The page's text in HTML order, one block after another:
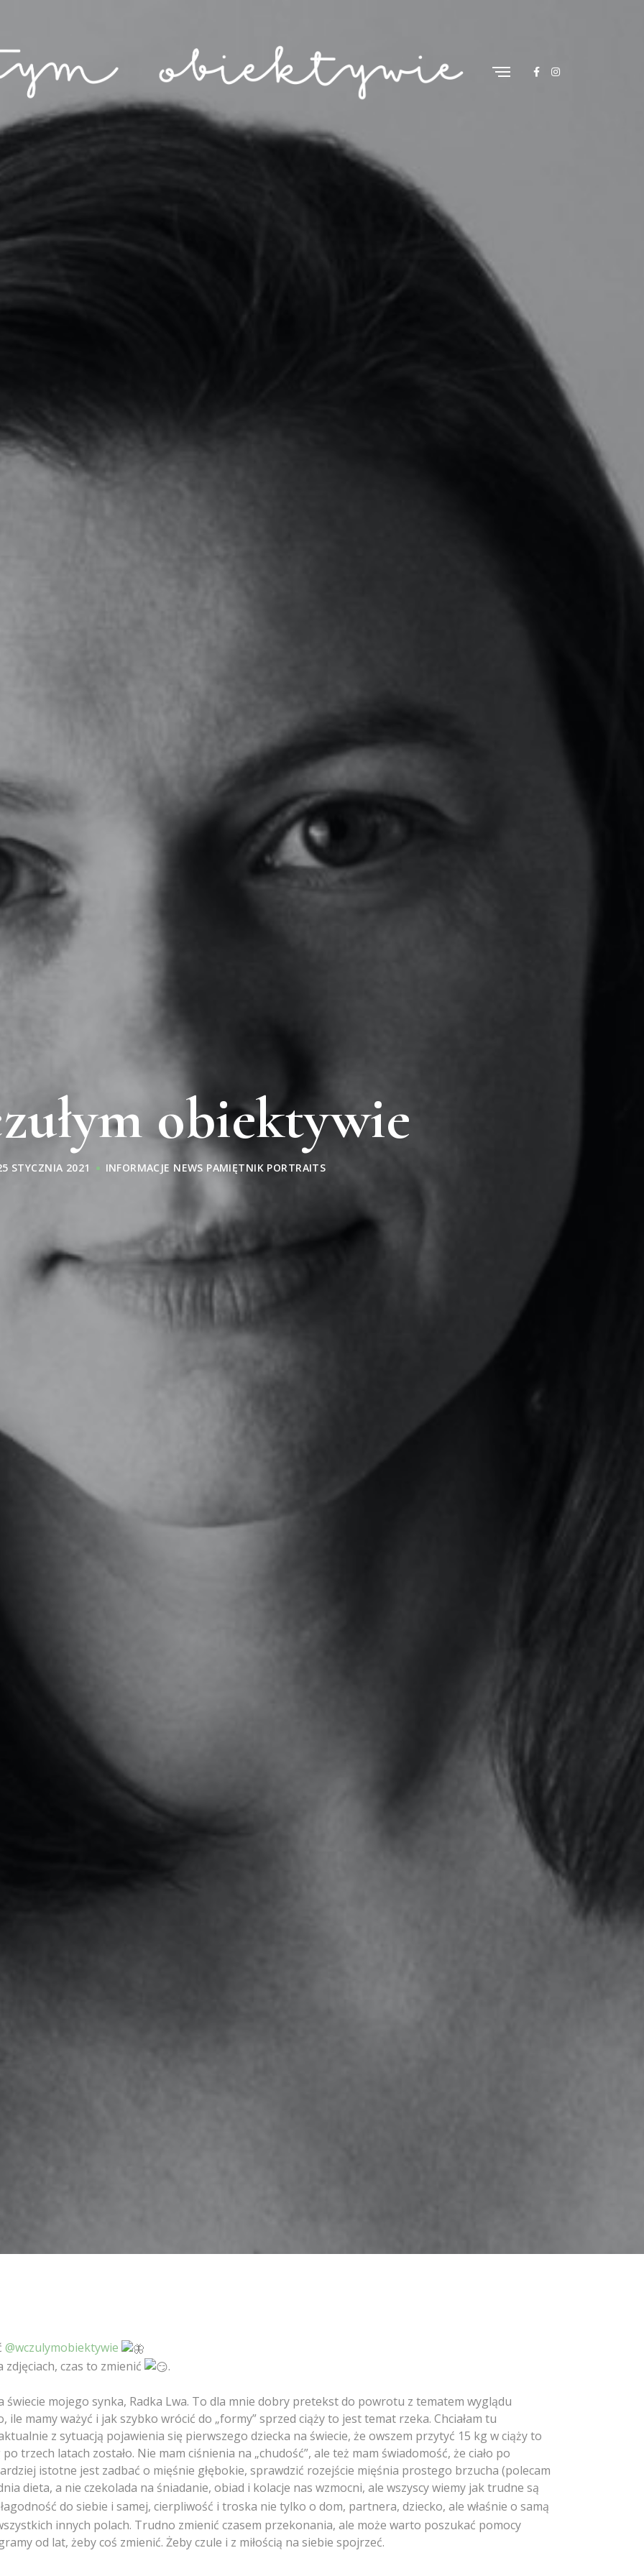
obiektywie
STYCZNIA 2021 INFORMACJE NEWS PAMIĘTNIK PORTRAITS
@wczulymobiektywie
zdjęciach, czas to zmienić
.
mojego synka, Radka Lwa. To dla mnie dobry pretekst do powrotu z tematem wyglądu
mamy ważyć i jak szybko wrócić do „formy” sprzed ciąży to jest temat rzeka. Chciałam tu
z sytuacją pojawienia się pierwszego dziecka na świecie, że owszem przytyć 15 kg w ciąży to
trzech latach zostało. Nie mam ciśnienia na „chudość”, ale też mam świadomość, że ciało po
istotne jest zadbać o mięśnie głębokie, sprawdzić rozejście mięśnia prostego brzucha (polecam
dieta, a nie czekolada na śniadanie, obiad i kolacje nas wzmocni, ale wszyscy wiemy jak trudne są
łagodność do siebie i samej, cierpliwość i troska nie tylko o dom, partnera, dziecko, ale właśnie o samą
innych polach. Trudno zmienić czasem przekonania, ale może warto poszukać pomocy
od lat, żeby coś zmienić. Żeby czule i z miłością na siebie spojrzeć.